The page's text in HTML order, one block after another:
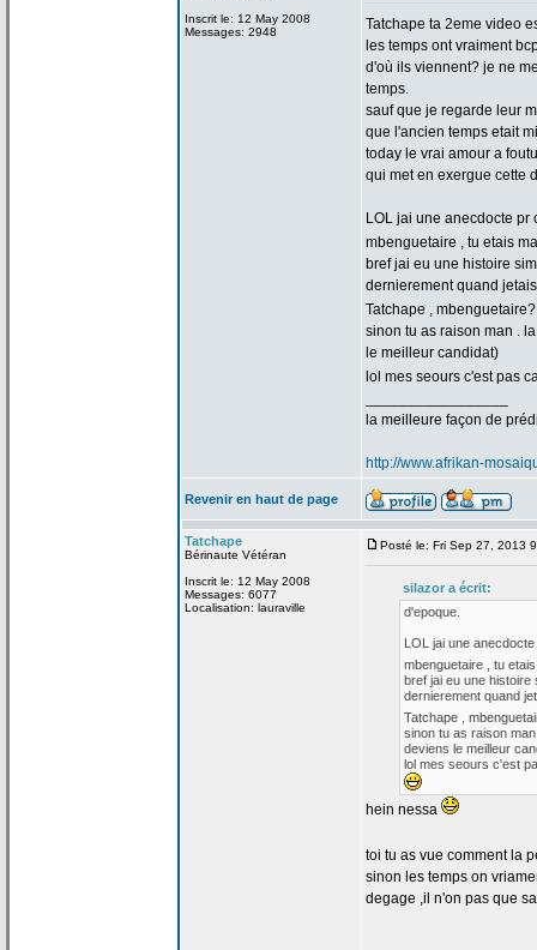
Inscrit le: 12 May 2008
Messages: 2948
Tatchape ta 2eme video
les temps ont vraiment
d'où ils viennent? je ne
temps.
sauf que je regarde leur
que l'ancien temps etait
today le vrai amour a
qui met en exergue cette
LOL jai une anecdocte pr
mbenguetaire , tu etais
bref jai eu une histoire
dernierement quand
Tatchape ,
sinon tu as raison man . la
le meilleur candidat)
lol mes seours c'est pas
la meilleure façon de
http://www.afrikan-
Revenir en haut de page
Tatchape
Bérinaute Vétéran
Inscrit le: 12 May 2008
Messages: 6077
Localisation: lauraville
Posté le: Fri Sep 27, 2013
silazor a écrit:
d'epoque.
LOL jai une
mbenguetaire , tu
bref jai eu une histoire
dernierement quand
Tatchape ,
sinon tu as raison
deviens le meilleur
lol mes seours c'est
hein nessa
toi tu as vue comment la
sinon les temps on
degage ,il n'on pas que